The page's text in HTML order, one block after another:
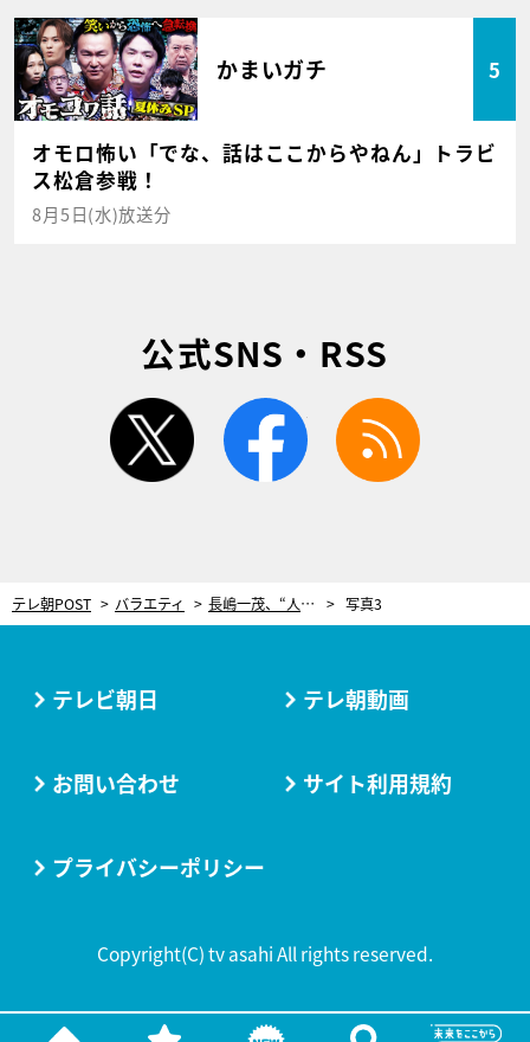
かまいガチ 5
オモロ怖い「でな、話はここからやねん」トラビ
ス松倉参戦！
8月5日(水)放送分
公式SNS・RSS
twitter facebook
テレ朝POST バラエティ 長嶋一茂、“人間関係で悩まなくなる”持論を展開「まわりは非常識人だと思って生きる」 写真3
テレビ朝日 テレ朝動画
お問い合わせ サイト利用規約
プライバシーポリシー
Copyright(C) tv asahi All rights reserved.